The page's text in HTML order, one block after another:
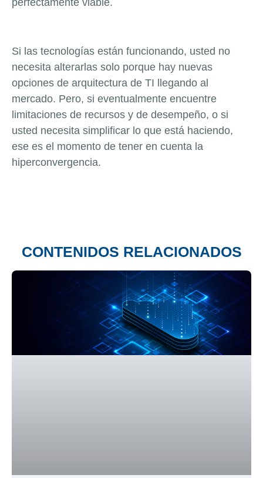
perfectamente viable.
Si las tecnologías están funcionando, usted no
necesita alterarlas solo porque hay nuevas
opciones de arquitectura de TI llegando al
mercado. Pero, si eventualmente encuentre
limitaciones de recursos y de desempeño, o si
usted necesita simplificar lo que está haciendo,
ese es el momento de tener en cuenta la
hiperconvergencia.
CONTENIDOS RELACIONADOS